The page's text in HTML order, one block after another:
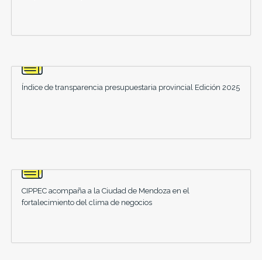
Índice de transparencia presupuestaria provincial Edición 2025
CIPPEC acompaña a la Ciudad de Mendoza en el
fortalecimiento del clima de negocios